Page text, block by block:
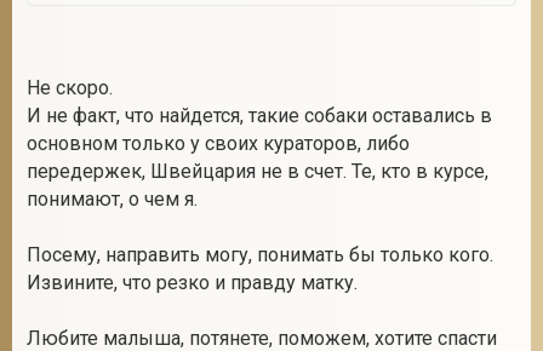
Не скоро.
И не факт, что найдется, такие собаки оставались в
основном только у своих кураторов, либо
передержек, Швейцария не в счет. Те, кто в курсе,
понимают, о чем я.
Посему, направить могу, понимать бы только кого.
Извините, что резко и правду матку.
Любите малыша, потянете, поможем, хотите спасти